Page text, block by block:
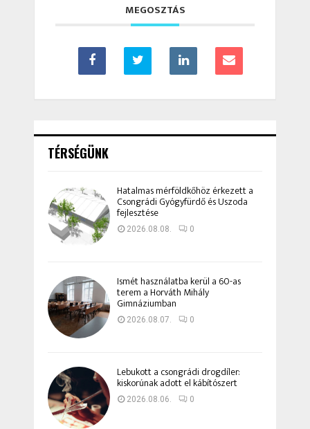
MEGOSZTÁS
TÉRSÉGÜNK
Hatalmas mérföldkőhöz érkezett a
Csongrádi Gyógyfürdő és Uszoda
fejlesztése
2026.08.08. 0
Ismét használatba kerül a 60-as
terem a Horváth Mihály
Gimnáziumban
2026.08.07. 0
Lebukott a csongrádi drogdíler:
kiskorúnak adott el kábítószert
2026.08.06. 0